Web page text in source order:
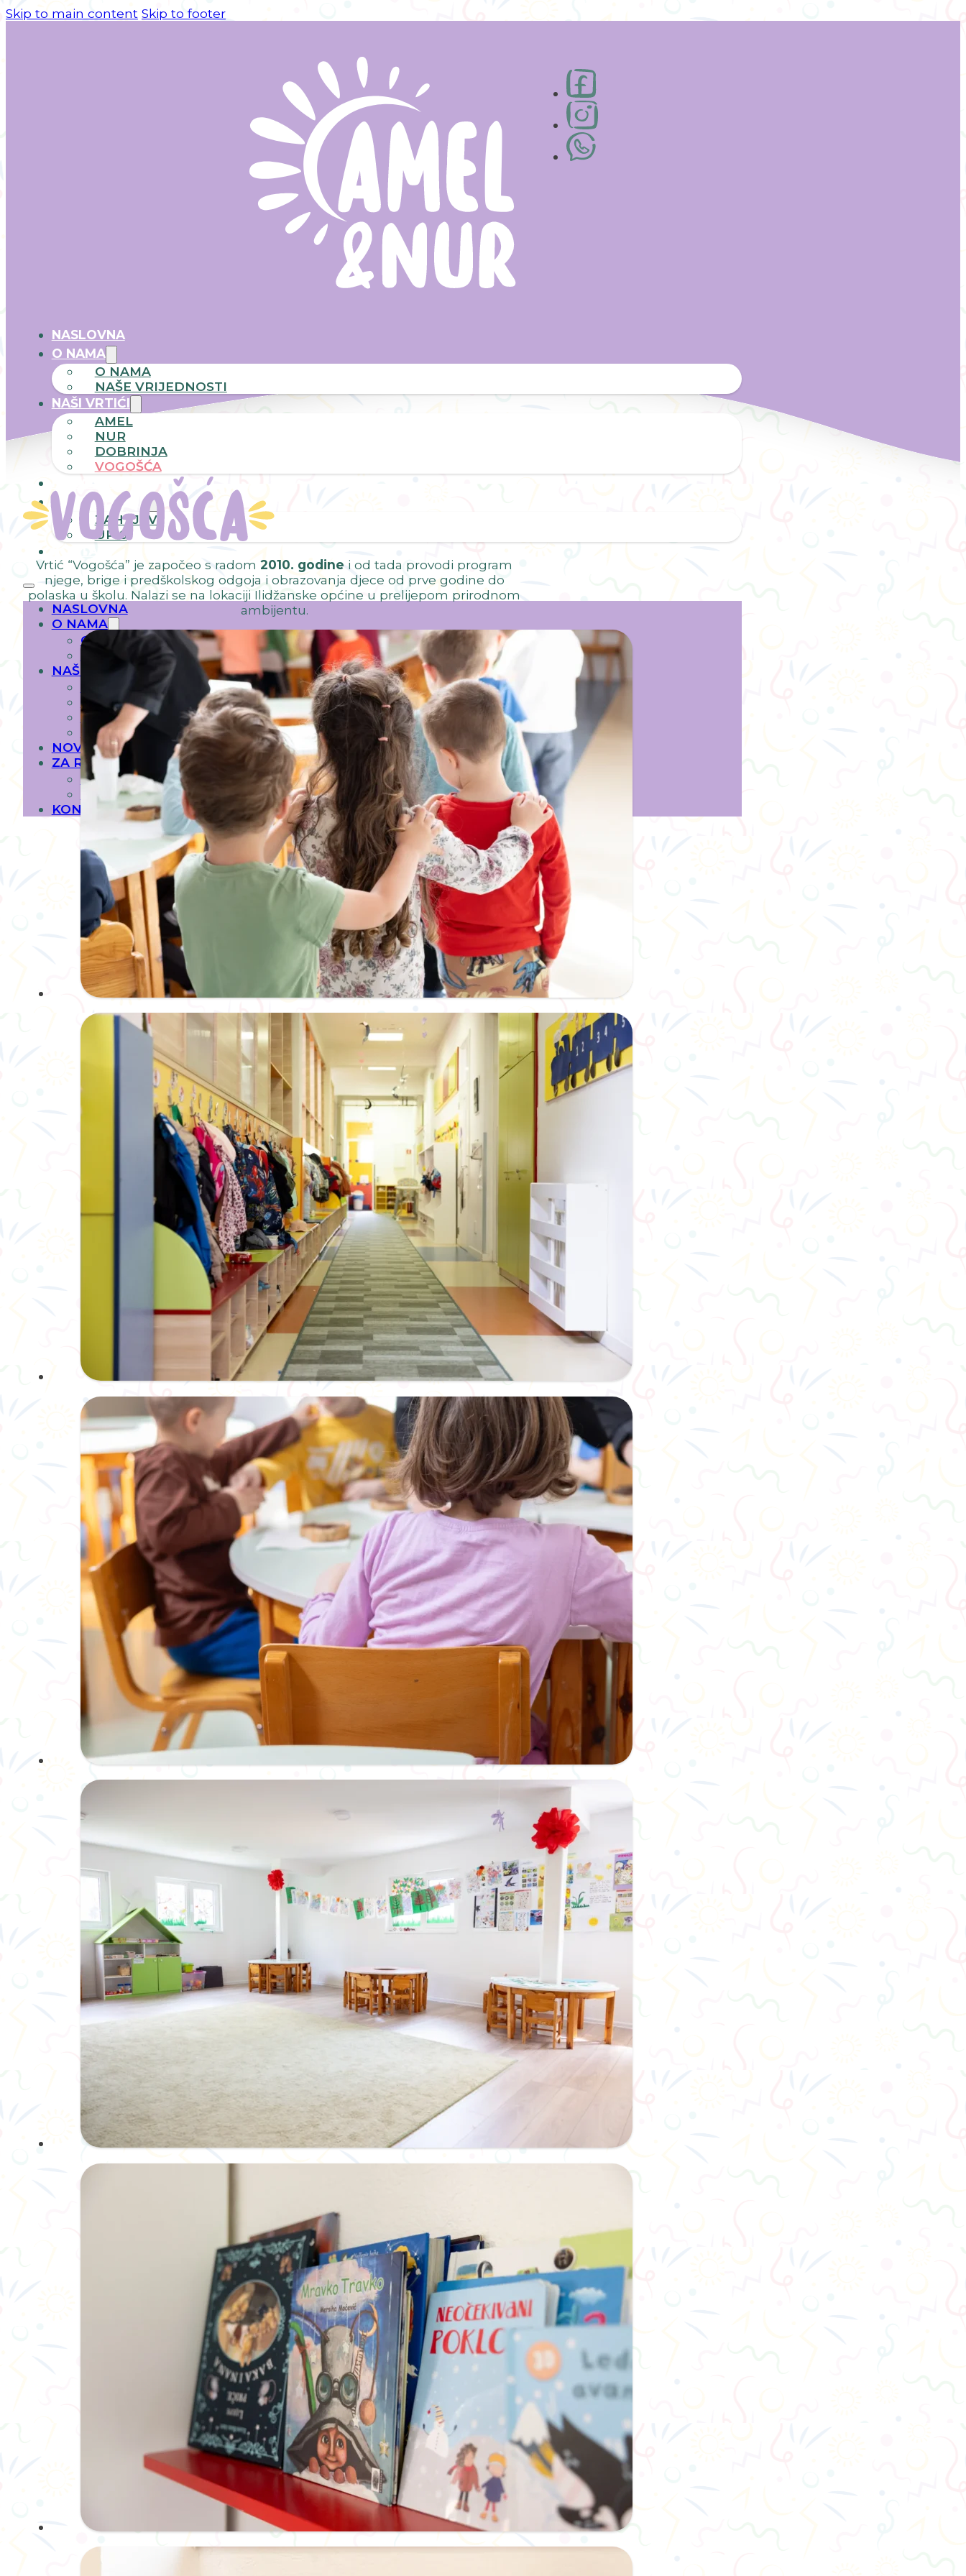
Skip to main content Skip to footer
NASLOVNA
O NAMA
O NAMA
NAŠE VRIJEDNOSTI
NAŠI VRTIĆI
AMEL
NUR
DOBRINJA
VOGOŠĆA
ZA RODITELJE
ZAHTJEVI
UPIS
NASLOVNA
O NAMA
O NAMA
NAŠE VRIJEDNOSTI
NAŠI VRTIĆI
NUR
DOBRINJA
VOGOŠĆA
NOVOSTI
ZA RODITELJE
ZAHTJEVI
UPIS
KONTAKT
Vrtić “Vogošća” je započeo s radom2010. godine i od tada provodi program
njege, brige i predškolskog odgoja i obrazovanja djece od prve godine do
polaska u školu. Nalazi se na lokaciji Ilidžanske općine u prelijepom prirodnom
ambijentu.